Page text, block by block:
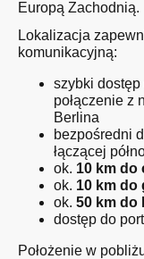
Europą Zachodnią.
Lokalizacja
komunikacyjną:
szybki
połączenie z
Berlina
bezpośredni
łączącej
ok. 10 km do
ok. 10 km do
ok. 50 km do
dostęp do
Położenie w